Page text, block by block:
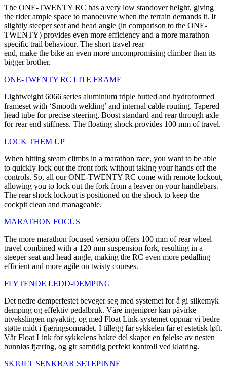
The ONE-TWENTY RC has a very low standover height, giving
the rider ample space to manoeuvre when the terrain demands it. It
slightly steeper seat and head angle (in comparison to the ONE-
TWENTY) provides even more efficiency and a more marathon
specific trail behaviour. The short travel rear
end, make the bike an even more uncompromising climber than its
bigger brother.
ONE-TWENTY RC LITE FRAME
Lightweight 6066 series aluminium triple butted and hydroformed
frameset with ‘Smooth welding’ and internal cable routing. Tapered
head tube for precise steering, Boost standard and rear through axle
for rear end stiffness. The floating shock provides 100 mm of travel.
LOCK THEM UP
When hitting steam climbs in a marathon race, you want to be able
to quickly lock out the front fork without taking your hands off the
controls. So, all our ONE-TWENTY RC come with remote lockout,
allowing you to lock out the fork from a leaver on your handlebars.
The rear shock lockout is positioned on the shock to keep the
cockpit clean and manageable.
MARATHON FOCUS
The more marathon focused version offers 100 mm of rear wheel
travel combined with a 120 mm suspension fork, resulting in a
steeper seat and head angle, making the RC even more pedalling
efficient and more agile on twisty courses.
FLYTENDE LEDD-DEMPING
Det nedre demperfestet beveger seg med systemet for å gi silkemyk
demping og effektiv pedalbruk. Våre ingeniører kan påvirke
utvekslingen nøyaktig, og med Float Link-systemet oppnår vi bedre
støtte midt i fjæringsområdet. I tillegg får sykkelen får et estetisk løft.
Vår Float Link for sykkelens bakre del skaper en følelse av nesten
bunnløs fjæring, og gir samtidig perfekt kontroll ved klatring.
SKJULT SENKBAR SETEPINNE